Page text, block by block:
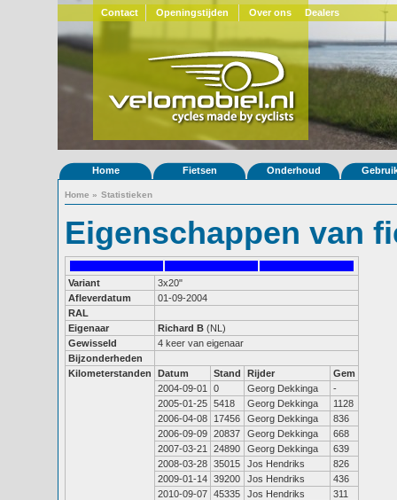
Contact Openingstijden Over ons Dealers
Home Fietsen Onderhoud
Home » Statistieken
Eigenschappen van
Variant
3x20"
Afleverdatum
01-09-2004
RAL
Eigenaar
Richard B (NL)
Gewisseld
4 keer van eigenaar
Bijzonderheden
Kilometerstanden
Datum Stand Rijder
Gem
2004-09-01
0 Georg Dekkinga
-
2005-01-25 5418 Georg Dekkinga
1128
2006-04-08
17456 Georg Dekkinga
836
2006-09-09 20837 Georg Dekkinga
668
2007-03-21
24890 Georg Dekkinga
639
2008-03-28 35015 Jos Hendriks
826
2009-01-14 39200 Jos Hendriks
436
2010-09-07 45335 Jos Hendriks
311